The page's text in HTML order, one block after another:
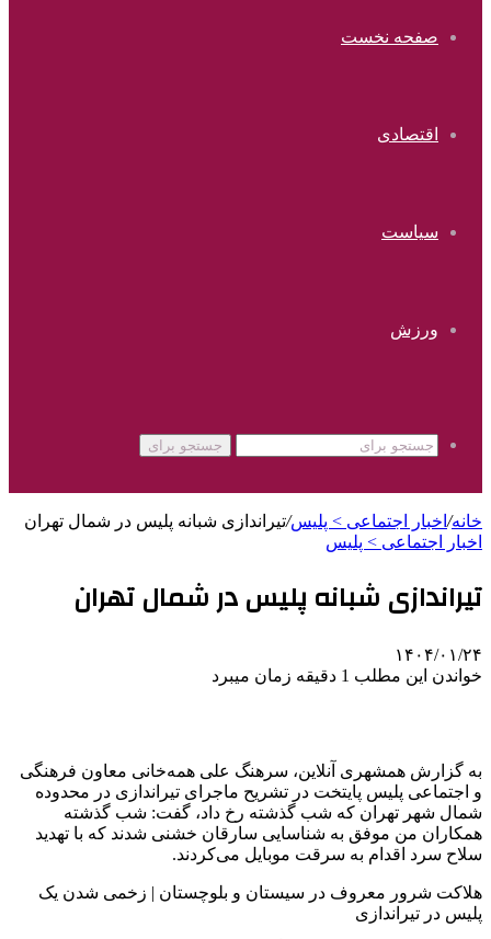
صفحه نخست
اقتصادی
سیاست
ورزش
جستجو برای
خانه/ اخبار اجتماعی > پليس/تیراندازی شبانه پلیس در شمال تهران
اخبار اجتماعی > پليس
تیراندازی شبانه پلیس در شمال تهران
۱۴۰۴/۰۱/۲۴
خواندن این مطلب 1 دقیقه زمان میبرد
به گزارش همشهری آنلاین، سرهنگ علی همه‌خانی معاون فرهنگی
و اجتماعی پلیس پایتخت در تشریح ماجرای تیراندازی در محدوده
شمال شهر تهران که شب گذشته رخ داد، گفت: شب گذشته
همکاران من موفق به شناسایی سارقان خشنی شدند که با تهدید
سلاح سرد اقدام به سرقت موبایل می‌کردند.
هلاکت شرور معروف ‌در سیستان و بلوچستان | زخمی شدن یک
پلیس در تیراندازی